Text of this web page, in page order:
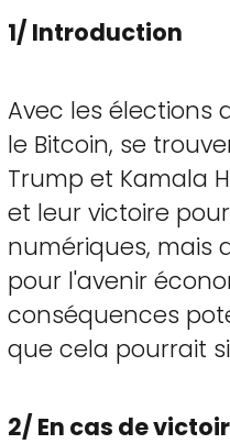
1/ Introduction
Avec les élections
le Bitcoin, se
Trump et Kamala
et leur victoire
numériques, mais
pour l'avenir
conséquences
que cela pourrait
2/ En cas de